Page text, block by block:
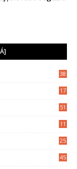
38
17
51
11
25
45